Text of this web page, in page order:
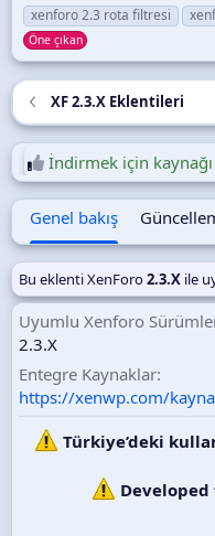
a
z
a
r
l
u
t
r
u
l
m
a
t
a
r
i
h
i
xenforo 2.3 rota filtresi
Öne çıkan
XF 2.3.X Eklentileri
İndirmek için
Genel bakış
Bu eklenti XenForo2.3.X ile
Uyumlu Xenforo
2.3.X
Entegre Kaynaklar
https://xenwp.com/
Türkiye’deki